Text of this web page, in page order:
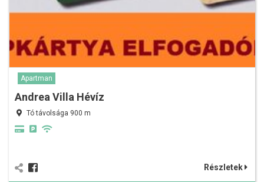
Apartman
Andrea Villa Hévíz
Tó távolsága 900 m
Részletek